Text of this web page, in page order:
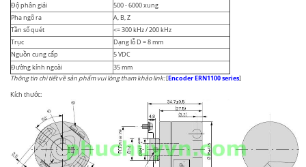
Độ phân giải
500 - 6000 xung
Pha ngõ ra
A, B, Z
Tần số quét
<= 300 kHz / 200 kHz
Trục
Dạng lỗ D = 8 mm
Nguồn cung cấp
5 VDC
Đường kính ngoài
35 mm
Thông tin chi tiết về sản phẩm vui lòng tham khảo link:[Encoder ERN1100 series]
Kích thước: